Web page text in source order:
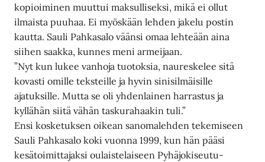
kopioiminen muuttui maksulliseksi, mikä ei ollut
ilmaista puuhaa. Ei myöskään lehden jakelu postin
kautta. Sauli Pahkasalo väänsi omaa lehteään aina
siihen saakka, kunnes meni armeijaan.
”Nyt kun lukee vanhoja tuotoksia, naureskelee sitä
kovasti omille teksteille ja hyvin sinisilmäisille
ajatuksille. Mutta se oli yhdenlainen harrastus ja
kyllähän siitä vähän taskurahaakin tuli.”
Ensi kosketuksen oikean sanomalehden tekemiseen
Sauli Pahkasalo koki vuonna 1999, kun hän pääsi
kesätoimittajaksi oulaistelaiseen Pyhäjokiseutu-